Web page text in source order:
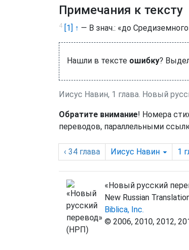
Примечания к тексту
4 [1] ↑ — В знач.: «до
Нашли в тексте ошибку?
Иисус Навин, 1 глава. Новый
Обратите внимание! Номера
переводов, параллельными
‹ 34 глава Иисус Навин 1
«Новый русский
New Russian
Biblica, Inc.
© 2006, 2010, 2012,